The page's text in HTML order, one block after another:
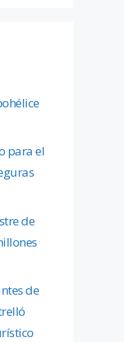
para el
de
de